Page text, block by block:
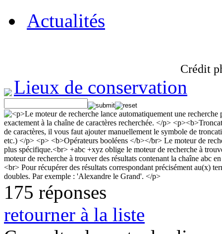
Actualités
Crédit
Lieux de conservation
175 réponses
retourner à la liste